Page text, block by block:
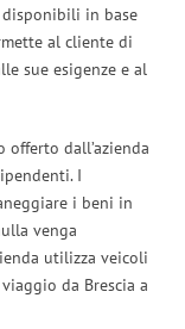
in base
al cliente di
sue esigenze e al
dall’azienda
I
i beni in
venga
utilizza veicoli
da Brescia a